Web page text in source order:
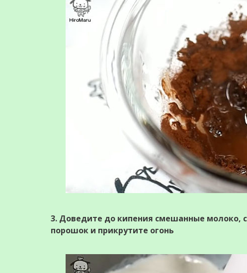
3. Доведите до кипения смешанные молоко,
порошок и прикрутите огонь